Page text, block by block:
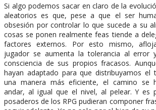
Si algo podemos sacar en claro de la
aleatorios es que, pese a que el ser
obsesión por controlar lo que sucede a su
cosas se ponen realmente feas tiende a
factores externos. Por esto mismo,
jugador se aumenta la tolerancia al error
consciencia de sus propios fracasos.
hayan adaptado para que distribuyamos el
una manera más eficiente, el camino se
andar, al igual que el nivel, al pelear. Y es
posaderos de los RPG pudieran componer